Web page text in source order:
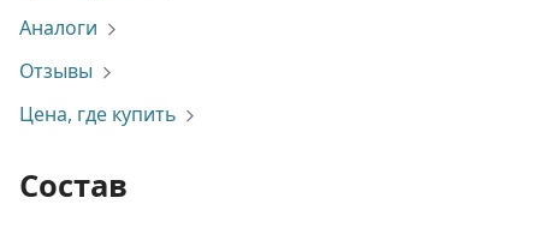
Аналоги
Отзывы
Цена, где купить
Состав